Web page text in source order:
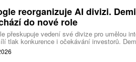
reorganizuje AI divizi.
do nové role
přeskupuje vedení své divize pro umělou
tlak konkurence i očekávání investorů.
každodenní řízení DeepMind a zaměří se
inteligence i její dopad na společnost.